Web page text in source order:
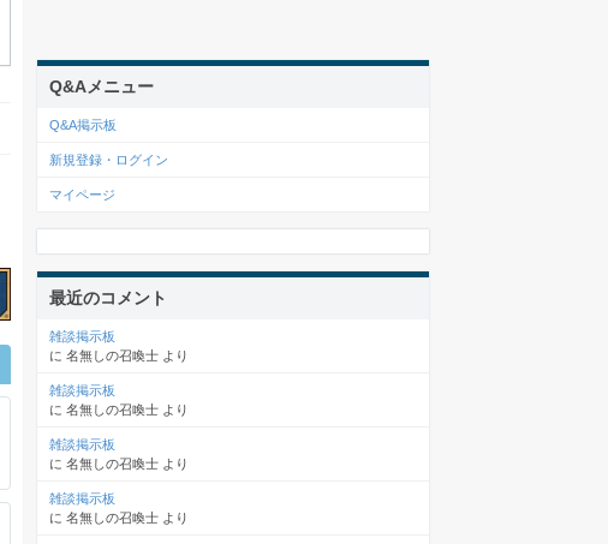
Q&Aメニュー
Q&A掲示板
新規登録・ログイン
マイページ
最近のコメント
雑談掲示板
に 名無しの召喚士 より
雑談掲示板
に 名無しの召喚士 より
雑談掲示板
に 名無しの召喚士 より
雑談掲示板
に 名無しの召喚士 より